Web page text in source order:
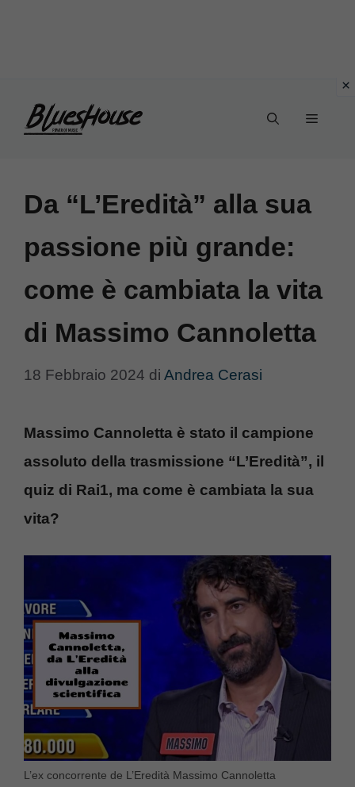
Menu
Da “L’Eredità” alla sua
passione più grande:
come è cambiata la vita
di Massimo Cannoletta
18 Febbraio 2024 di Andrea Cerasi
Massimo Cannoletta è stato il campione
assoluto della trasmissione “L’Eredità”, il
quiz di Rai1, ma come è cambiata la sua
vita?
L’ex concorrente de L’Eredità Massimo Cannoletta